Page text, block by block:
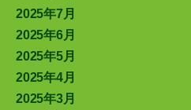
2025年7月
2025年6月
2025年5月
2025年4月
2025年3月